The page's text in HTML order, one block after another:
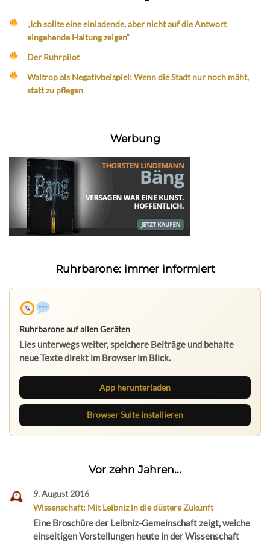
„Ich sollte eine einladende, aber nicht auf die Antwort
eingehende Haltung zeigen“
Der Ruhrpilot
Waltrop als Negativbeispiel: Wenn die Stadt nur noch mäht,
statt zu pflegen
Werbung
Ruhrbarone: immer informiert
Ruhrbarone auf allen Geräten
Lies unterwegs weiter, speichere Beiträge und behalte
neue Texte direkt im Browser im Blick.
App herunterladen
Browser Suite installieren
Vor zehn Jahren...
9. August 2016
Wissenschaft: Mit Leibniz in die düstere Zukunft
Eine Broschüre der Leibniz-Gemeinschaft zeigt, welche
einseitigen Vorstellungen heute in der Wissenschaft